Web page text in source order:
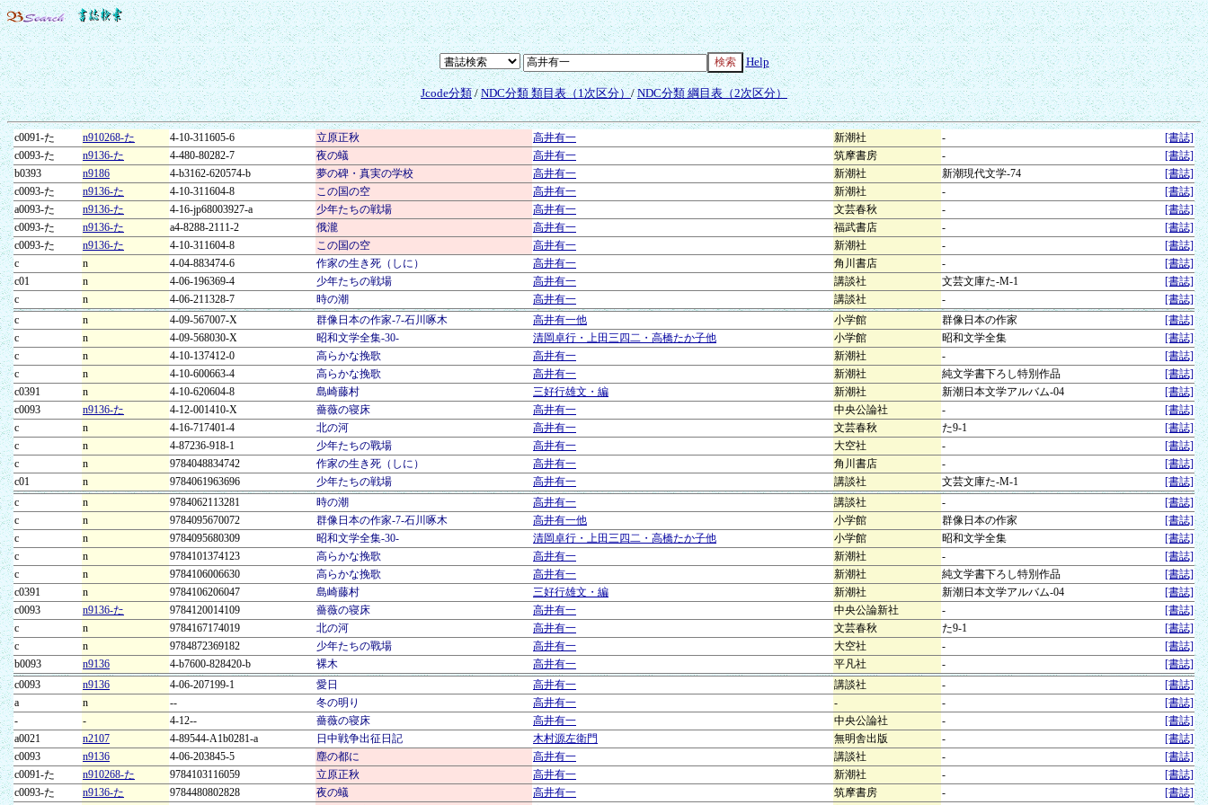
Help
Jcode分類/NDC分類 類目表（1次区分）/NDC分類 綱目表（2次区分）
c0091-た n910268-た 4-10-311605-6 立原正秋 高井有一 新潮社 -
[書誌]
c0093-た
n9136-た 4-480-80282-7 夜の蟻 高井有一 筑摩書房 -
[書誌]
b0393
n9186 4-b3162-620574-b 夢の碑・真実の学校 高井有一 新潮社 新潮現代文学-74
[書誌]
c0093-た
n9136-た 4-10-311604-8 この国の空 高井有一 新潮社 -
[書誌]
a0093-た
n9136-た 4-16-jp68003927-a 少年たちの戦場 高井有一 文芸春秋 -
[書誌]
c0093-た
n9136-た a4-8288-2111-2 俄瀧 高井有一 福武書店 -
[書誌]
c0093-た
n9136-た 4-10-311604-8 この国の空 高井有一 新潮社 -
[書誌]
c
n 4-04-883474-6 作家の生き死（しに） 高井有一 角川書店 -
[書誌]
c01
n 4-06-196369-4 少年たちの戦場 高井有一 講談社 文芸文庫た-M-1
[書誌]
c
n 4-06-211328-7 時の潮 高井有一 講談社 -
[書誌]
c
n 4-09-567007-X 群像日本の作家-7-石川啄木 高井有一他 小学館 群像日本の作家
[書誌]
c
n 4-09-568030-X 昭和文学全集-30- 清岡卓行・上田三四二・高橋たか子他 小学館 昭和文学全集
[書誌]
c
n 4-10-137412-0 高らかな挽歌 高井有一 新潮社 -
[書誌]
c
n 4-10-600663-4 高らかな挽歌 高井有一 新潮社 純文学書下ろし特別作品
[書誌]
c0391
n 4-10-620604-8 島崎藤村 三好行雄文・編 新潮社 新潮日本文学アルバム-04
[書誌]
c0093
n9136-た 4-12-001410-X 薔薇の寝床 高井有一 中央公論社 -
[書誌]
c
n 4-16-717401-4 北の河 高井有一 文芸春秋 た9-1
[書誌]
c
n 4-87236-918-1 少年たちの戰場 高井有一 大空社 -
[書誌]
c
n 9784048834742 作家の生き死（しに） 高井有一 角川書店 -
[書誌]
c01
n 9784061963696 少年たちの戦場 高井有一 講談社 文芸文庫た-M-1
[書誌]
c
n 9784062113281 時の潮 高井有一 講談社 -
[書誌]
c
n 9784095670072 群像日本の作家-7-石川啄木 高井有一他 小学館 群像日本の作家
[書誌]
c
n 9784095680309 昭和文学全集-30- 清岡卓行・上田三四二・高橋たか子他 小学館 昭和文学全集
[書誌]
c
n 9784101374123 高らかな挽歌 高井有一 新潮社 -
[書誌]
c
n 9784106006630 高らかな挽歌 高井有一 新潮社 純文学書下ろし特別作品
[書誌]
c0391
n 9784106206047 島崎藤村 三好行雄文・編 新潮社 新潮日本文学アルバム-04
[書誌]
c0093
n9136-た 9784120014109 薔薇の寝床 高井有一 中央公論新社 -
[書誌]
c
n 9784167174019 北の河 高井有一 文芸春秋 た9-1
[書誌]
c
n 9784872369182 少年たちの戰場 高井有一 大空社 -
[書誌]
b0093
n9136 4-b7600-828420-b 裸木 高井有一 平凡社 -
[書誌]
c0093
n9136 4-06-207199-1 愛日 高井有一 講談社 -
[書誌]
a
n -- 冬の明り 高井有一 - -
[書誌]
-
- 4-12-- 薔薇の寝床 高井有一 中央公論社 -
[書誌]
a0021
n2107 4-89544-A1b0281-a 日中戦争出征日記 木村源左衛門 無明舎出版 -
[書誌]
c0093
n9136 4-06-203845-5 塵の都に 高井有一 講談社 -
[書誌]
c0091-た
n910268-た 9784103116059 立原正秋 高井有一 新潮社 -
[書誌]
c0093-た
n9136-た 9784480802828 夜の蟻 高井有一 筑摩書房 -
[書誌]